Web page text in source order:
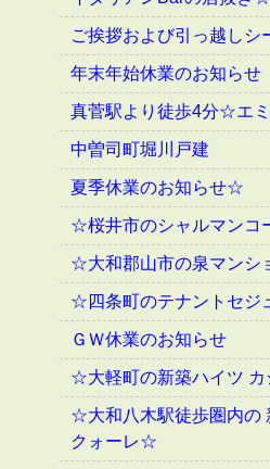
ご挨拶および引っ越しシ
年末年始休業のお知らせ
真菅駅より徒歩4分☆エ
中曽司町堀川戸建
夏季休業のお知らせ☆
☆桜井市のシャルマンコ
☆大和郡山市の泉マンシ
☆四条町のテナントセジ
ＧＷ休業のお知らせ
☆大軽町の新築ハイツ
☆大和八木駅徒歩圏内の
クォーレ☆